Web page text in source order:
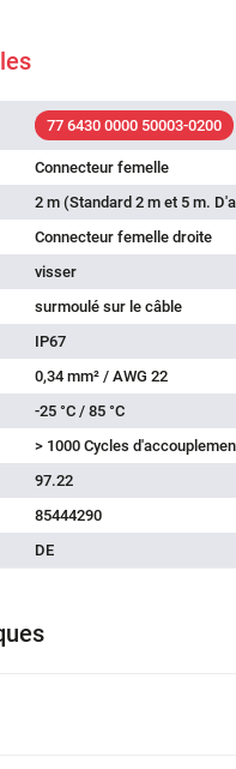
77 6430 0000 50003-0200
Connecteur femelle
2 m (Standard 2 m et 5 m.
Connecteur femelle droite
visser
surmoulé sur le câble
IP67
0,34 mm² / AWG 22
-25 °C / 85 °C
> 1000 Cycles
97.22
85444290
DE